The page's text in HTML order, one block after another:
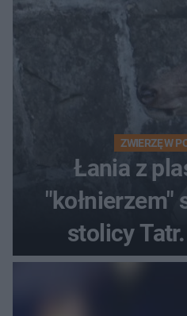
ZWIERZĘ W
Łania z
"kołnierzem"
stolicy